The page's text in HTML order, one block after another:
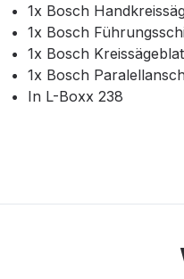
1x Bosch
1x Bosch
1x Bosch
1x Bosch
In L-Boxx 238